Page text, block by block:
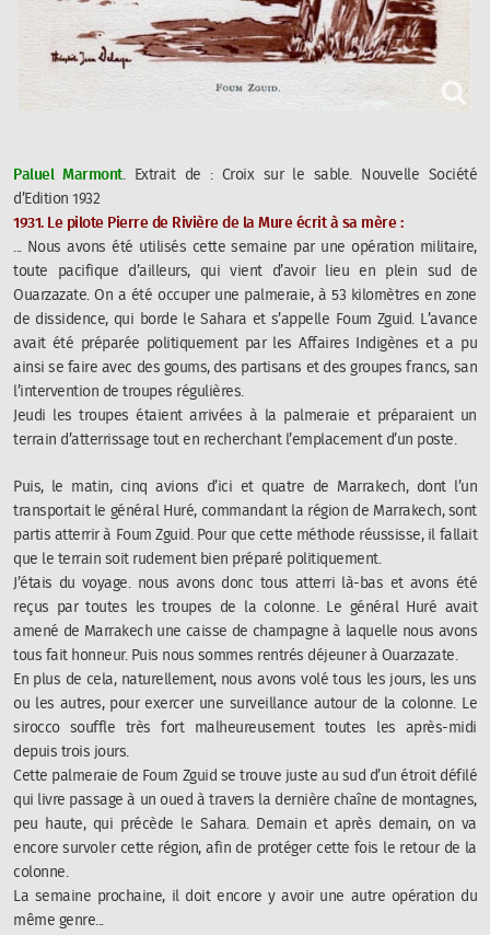
Paluel Marmont. Extrait de : Croix sur le sable. Nouvelle Société
d’Edition 1932
1931. Le pilote Pierre de Rivière de la Mure écrit à sa mère :
... Nous avons été utilisés cette semaine par une opération militaire,
toute pacifique d’ailleurs, qui vient d’avoir lieu en plein sud de
Ouarzazate. On a été occuper une palmeraie, à 53 kilomètres en zone
de dissidence, qui borde le Sahara et s’appelle Foum Zguid. L’avance
avait été préparée politiquement par les Affaires Indigènes et a pu
ainsi se faire avec des goums, des partisans et des groupes francs, san
l’intervention de troupes régulières.
Jeudi les troupes étaient arrivées à la palmeraie et préparaient un
terrain d’atterrissage tout en recherchant l’emplacement d’un poste.
Puis, le matin, cinq avions d’ici et quatre de Marrakech, dont l’un
transportait le général Huré, commandant la région de Marrakech, sont
partis atterrir à Foum Zguid. Pour que cette méthode réussisse, il fallait
que le terrain soit rudement bien préparé politiquement.
J’étais du voyage. nous avons donc tous atterri là-bas et avons été
reçus par toutes les troupes de la colonne. Le général Huré avait
amené de Marrakech une caisse de champagne à laquelle nous avons
tous fait honneur. Puis nous sommes rentrés déjeuner à Ouarzazate.
En plus de cela, naturellement, nous avons volé tous les jours, les uns
ou les autres, pour exercer une surveillance autour de la colonne. Le
sirocco souffle très fort malheureusement toutes les après-midi
depuis trois jours.
Cette palmeraie de Foum Zguid se trouve juste au sud d’un étroit défilé
qui livre passage à un oued à travers la dernière chaîne de montagnes,
peu haute, qui précède le Sahara. Demain et après demain, on va
encore survoler cette région, afin de protéger cette fois le retour de la
colonne.
La semaine prochaine, il doit encore y avoir une autre opération du
même genre...